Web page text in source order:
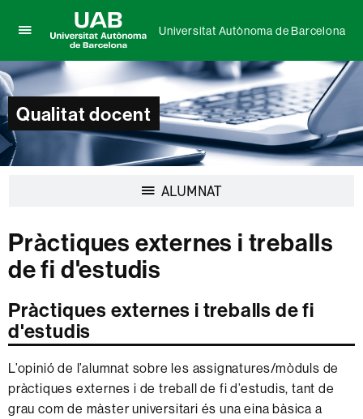
per
desplegar
el
menú
de
Universitat
Universitat
Autònoma
de
Barcelona
Universitat Autònoma de Barcelona
Qualitat docent
ALUMNATDesplegar
Pràctiques externes i treballs
de fi d'estudis
Pràctiques externes i treballs de fi
d'estudis
L’opinió de l’alumnat sobre les assignatures/mòduls de
pràctiques externes i de treball de fi d’estudis, tant de
grau com de màster universitari és una eina bàsica a